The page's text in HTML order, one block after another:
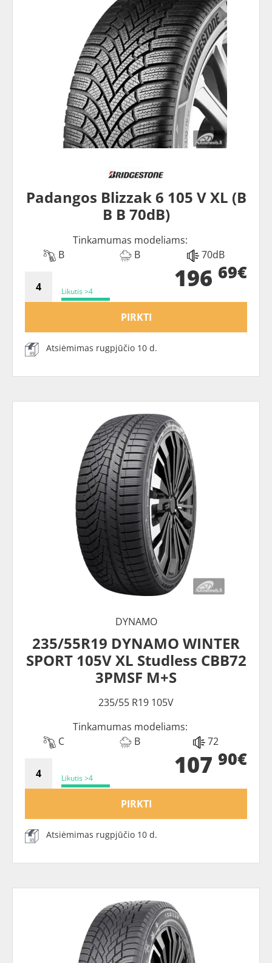
Padangos Blizzak 6 105 V XL (B
B B 70dB)
Tinkamumas modeliams:
B
B 70dB
Likutis >4 196 69€
PIRKTI
Atsiėmimas rugpjūčio 10 d.
DYNAMO
235/55R19 DYNAMO WINTER
SPORT 105V XL Studless CBB72
3PMSF M+S
235/55 R19 105V
Tinkamumas modeliams:
C
B 72
Likutis >4 107 90€
PIRKTI
Atsiėmimas rugpjūčio 10 d.